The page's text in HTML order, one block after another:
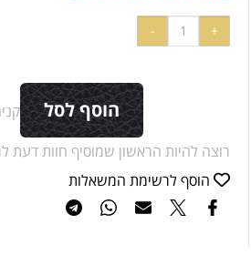
הוסף לסל
רוצה להיות הראשון שמוסיף חוות דעת
הוסף לרשימת המשאלות